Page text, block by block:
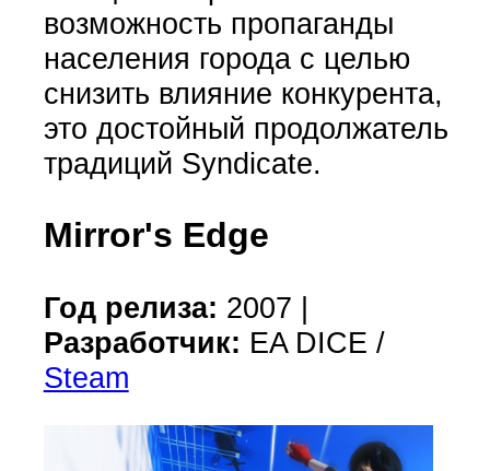
возможность пропаганды
населения города с целью
снизить влияние конкурента,
это достойный продолжатель
традиций Syndicate.
Mirror's Edge
Год релиза: 2007 |
Разработчик: EA DICE /
Steam